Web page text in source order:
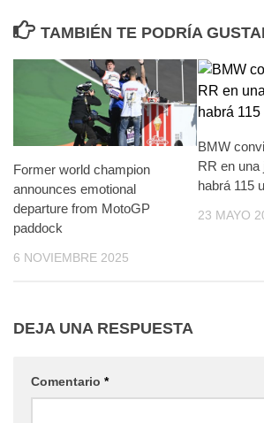
TAMBIÉN TE PODRÍA
Former world champion
announces emotional
departure from MotoGP
paddock
6 NOVIEMBRE 2025
BMW
RR en una
habrá 115
23 MAYO
DEJA UNA RESPUESTA
Comentario *